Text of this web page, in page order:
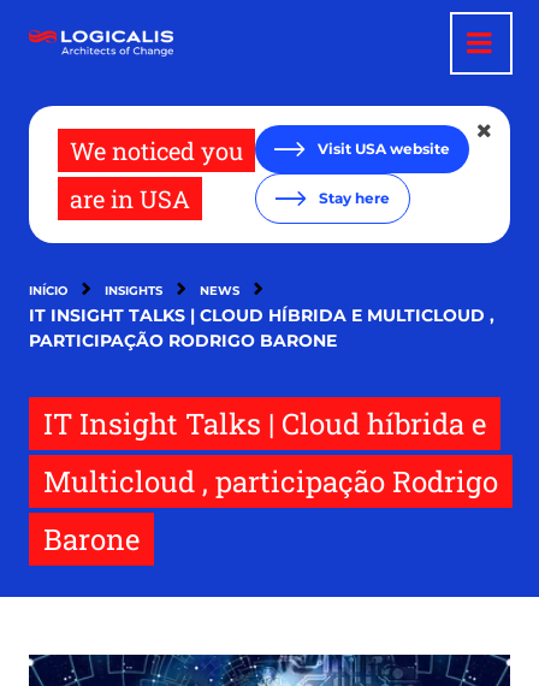
para
We noticed you
are in USA
Visit USA website
Stay here
INÍCIO INSIGHTS NEWS
IT INSIGHT TALKS | CLOUD HÍBRIDA E MULTICLOUD ,
PARTICIPAÇÃO RODRIGO BARONE
IT Insight Talks | Cloud híbrida e
Multicloud , participação Rodrigo
Barone